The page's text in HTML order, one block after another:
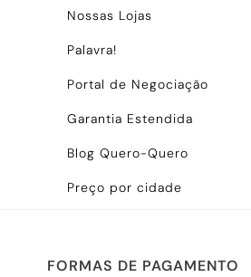
Nossas Lojas
Palavra!
Portal de Negociação
Garantia Estendida
Blog Quero-Quero
Preço por cidade
FORMAS DE PAGAMENTO